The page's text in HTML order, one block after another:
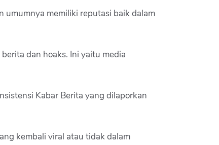
umumnya memiliki reputasi baik dalam
dan hoaks. Ini yaitu media
Kabar Berita yang dilaporkan
kembali viral atau tidak dalam